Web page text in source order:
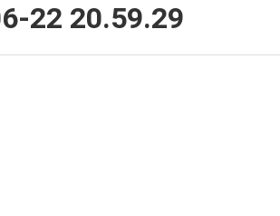
22 20.59.29